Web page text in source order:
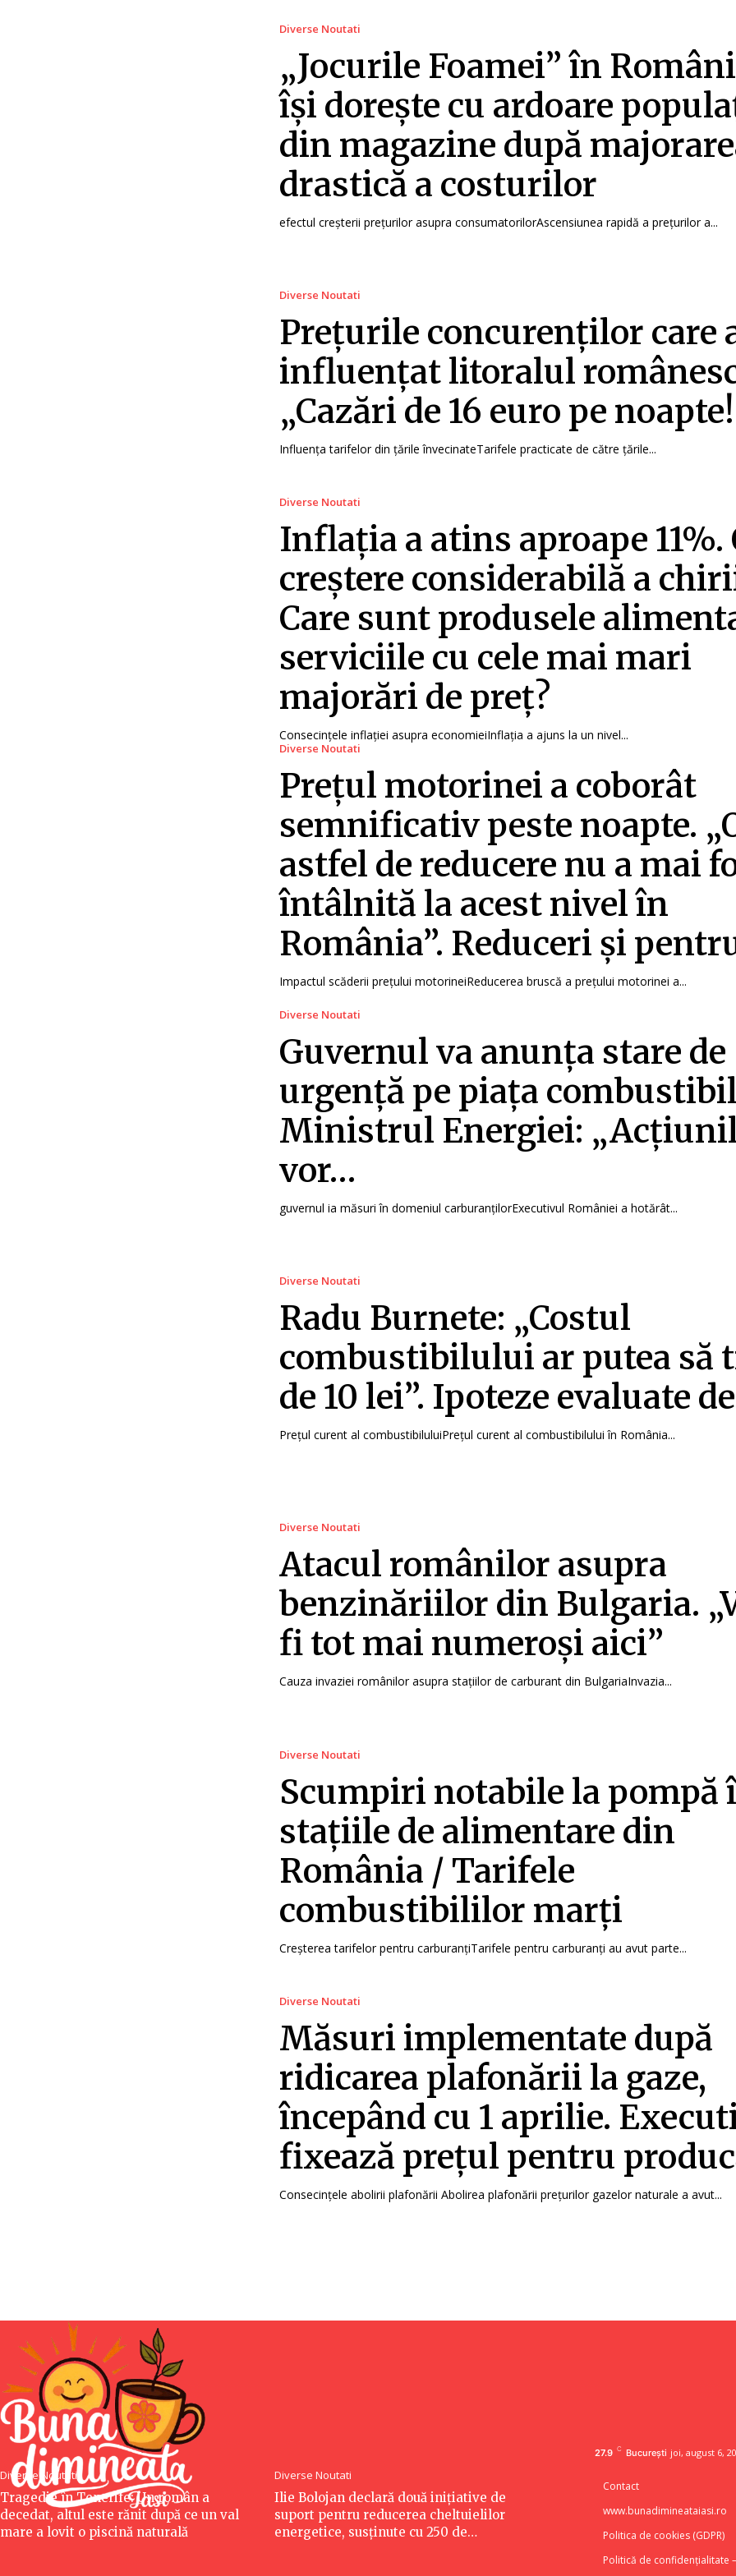
Diverse Noutati
„Jocurile Foamei” în
își dorește cu ardoare
din magazine după
drastică a costurilor
efectul creșterii prețurilor asupra consumatorilorAscensiunea rapidă a prețurilor a...
Diverse Noutati
Prețurile concurenților care
influențat litoralul
„Cazări de 16 euro pe
Influența tarifelor din țările învecinateTarifele practicate de către țările...
Diverse Noutati
Inflația a atins aproape 11%.
creștere considerabilă a
Care sunt produsele
serviciile cu cele mai mari
majorări de preț?
Consecințele inflației asupra economieiInflația a ajuns la un nivel...
Diverse Noutati
Prețul motorinei a coborât
semnificativ peste noapte.
astfel de reducere nu a mai
întâlnită la acest nivel în
România”. Reduceri și
Impactul scăderii prețului motorineiReducerea bruscă a prețului motorinei a...
Diverse Noutati
Guvernul va anunța stare de
urgență pe piața
Ministrul Energiei:
vor…
guvernul ia măsuri în domeniul carburanțilorExecutivul României a hotărât...
Diverse Noutati
Radu Burnete: „Costul
combustibilului ar putea să
de 10 lei”. Ipoteze evaluate
Prețul curent al combustibiluluiPrețul curent al combustibilului în România...
Diverse Noutati
Atacul românilor asupra
benzinăriilor din Bulgaria.
fi tot mai numeroși aici”
Cauza invaziei românilor asupra stațiilor de carburant din BulgariaInvazia...
Diverse Noutati
Scumpiri notabile la pompă
stațiile de alimentare din
România / Tarifele
combustibililor marți
Creșterea tarifelor pentru carburanțiTarifele pentru carburanți au avut parte...
Diverse Noutati
Măsuri implementate după
ridicarea plafonării la gaze,
începând cu 1 aprilie.
fixează prețul pentru
Consecințele abolirii plafonării Abolirea plafonării prețurilor gazelor naturale a avut...
Diverse Noutati
Tragedie în Tenerife: Un român a
decedat, altul este rănit după ce un val
mare a lovit o piscină naturală
Diverse Noutati
Ilie Bolojan declară două inițiative de
suport pentru reducerea cheltuielilor
energetice, susținute cu 250 de…
27.9 C București joi, august 6,
Contact
www.bunadimineataiasi.ro
Politica de cookies (GDPR)
Politică de confidențialitate –